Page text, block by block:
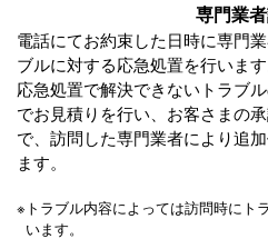
専門業
電話にてお約束した日時に専門
ブルに対する応急処置を行います
応急処置で解決できないトラブ
でお見積りを行い、お客さまの
で、訪問した専門業者により追
ます。
※ トラブル内容によっては訪問時にト
います。